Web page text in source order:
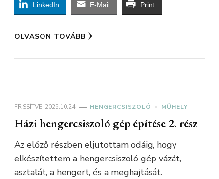
LinkedIn E-Mail Print
OLVASON TOVÁBB
FRISSÍTVE: 2025.10.24. HENGERCSISZOLÓ MŰHELY
Házi hengercsiszoló gép építése 2. rész
Az előző részben eljutottam odáig, hogy
elkészítettem a hengercsiszoló gép vázát,
asztalát, a hengert, és a meghajtását.